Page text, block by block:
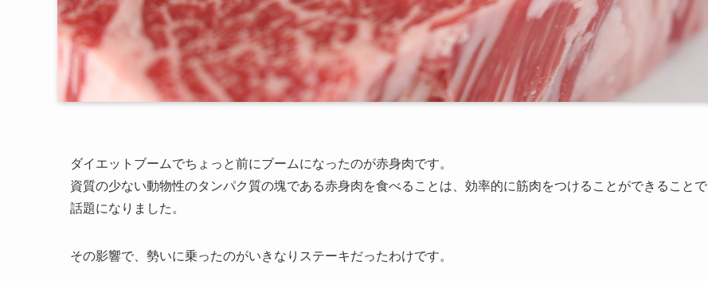
ダイエットブームでちょっと前にブームになったのが赤身肉です。
資質の少ない動物性のタンパク質の塊である赤身肉を食べることは、効率的に筋肉をつけることができることで
話題になりました。
その影響で、勢いに乗ったのがいきなりステーキだったわけです。